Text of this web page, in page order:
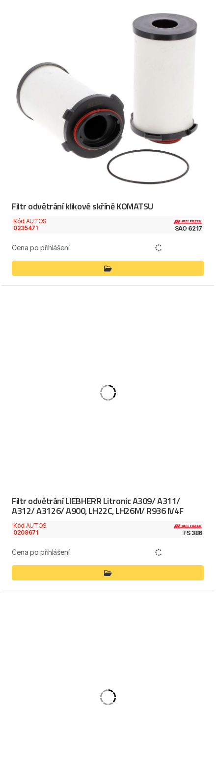
Filtr odvětrání klikové skříně KOMATSU
Kód AUTOS
0235471
SAO 6217
Cena po přihlášení
Filtr odvětrání LIEBHERR Litronic A309/ A311/
A312/ A3126/ A900, LH22C, LH26M/ R936 IV4F
Kód AUTOS
0209671
FS 386
Cena po přihlášení